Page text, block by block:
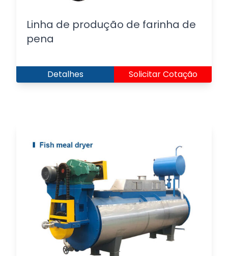
Linha de produção de farinha de
pena
Detalhes Solicitar Cotação